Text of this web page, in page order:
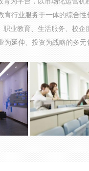
行业服务于一体的综合
业教育、生活服务、校企
延伸、投资为战略的多元